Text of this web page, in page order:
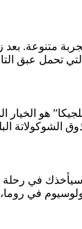
متنوعة.
تحمل عبق
هو
الشوكولاتة
في
في